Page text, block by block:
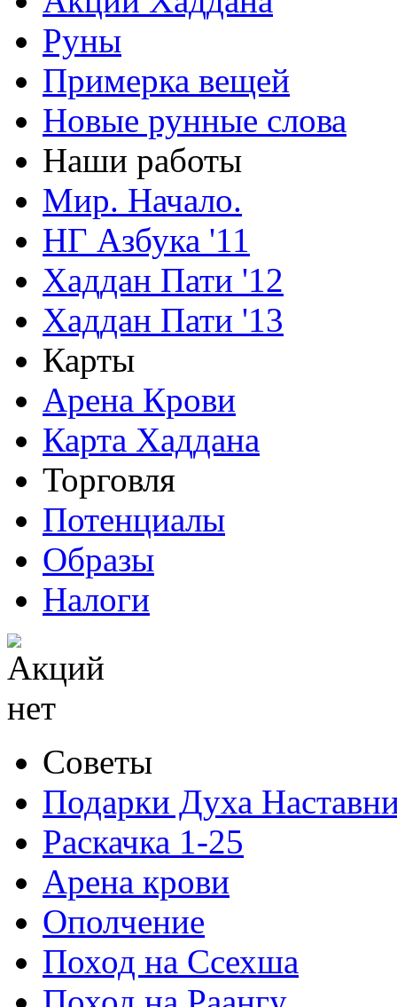
Руны
Примерка вещей
Новые рунные слова
Наши работы
Мир. Начало.
НГ Азбука '11
Хаддан Пати '12
Хаддан Пати '13
Карты
Арена Крови
Карта Хаддана
Торговля
Потенциалы
Образы
Налоги
Советы
Подарки Духа
Раскачка 1-25
Арена крови
Ополчение
Поход на Ссехша